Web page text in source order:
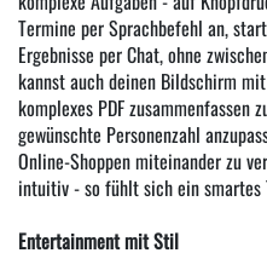
Termine per Sprachbefehl an,
Ergebnisse per Chat, ohne
kannst auch deinen Bildschirm
komplexes PDF zusammenfassen
gewünschte Personenzahl
Online-Shoppen miteinander zu
intuitiv - so fühlt sich ein smartes
Entertainment mit Stil